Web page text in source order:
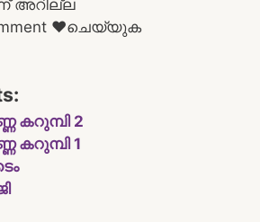
അറില്ല
❤️ചെയ്യുക
കറുമ്പി 2
കറുമ്പി 1